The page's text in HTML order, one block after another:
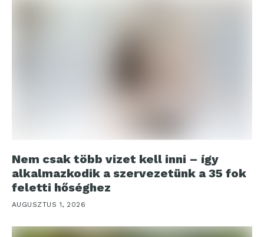
Nem csak több vizet kell inni – így
alkalmazkodik a szervezetünk a 35 fok
feletti hőséghez
AUGUSZTUS 1, 2026